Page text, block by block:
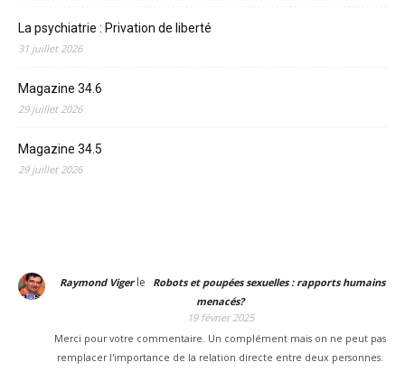
La psychiatrie : Privation de liberté
31 juillet 2026
Magazine 34.6
29 juillet 2026
Magazine 34.5
29 juillet 2026
Raymond Vigerle
Robots et poupées sexuelles : rapports humains
menacés?
19 février 2025
Merci pour votre commentaire. Un complément mais on ne peut pas
remplacer l'importance de la relation directe entre deux personnes.